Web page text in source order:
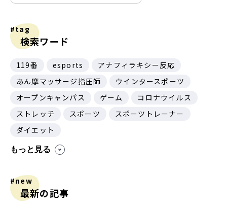
#tag
検索ワード
119番 esports
アナフィラキシー反応
あん摩マッサージ指圧師
ウインタースポーツ
オープンキャンパス
ゲーム
コロナウイルス
ストレッチ
スポーツ
スポーツトレーナー
ダイエット
もっと見る
#new
最新の記事